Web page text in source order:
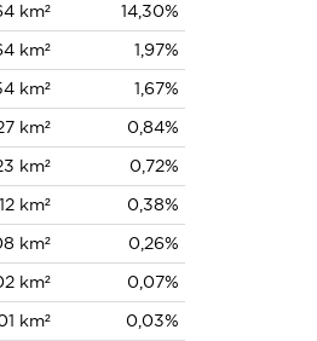
km²
14,30%
km²
1,97%
km²
1,67%
km²
0,84%
km²
0,72%
km²
0,38%
km²
0,26%
km²
0,07%
km²
0,03%